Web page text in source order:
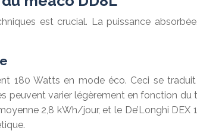
est crucial. La puissance
180 Watts en mode éco. Ceci se
varier légèrement en fonction du
2,8 kWh/jour, et le De’Longhi DEX